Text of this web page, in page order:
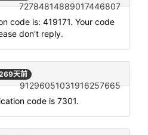
72784814889017446807
code is: 419171. Your code
don't reply.
天前
91296051031916257665
code is 7301.